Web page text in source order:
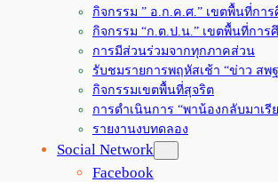
กิจกรรม ” อ.ก.ค.ศ.” เขตพื้นที่การ
กิจกรรม “ก.ต.ป.น.” เขตพื้นที่การ
การมีส่วนร่วมจากทุกภาคส่วน
รับชมรายการพฤหัสเช้า “ข่าว สพ
กิจกรรมเขตพื้นที่สุจริต
การดำเนินการ “พาน้องกลับมาเรี
รายงานงบทดลอง
Social Network
Facebook